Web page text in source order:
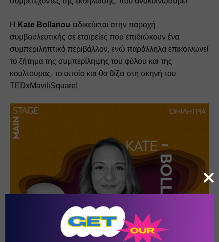
Η Kate Bollanou ειδικεύεται στην παροχή
συμβουλευτικής σε εταιρείες που επιδιώκουν ένα
συμπεριληπτικό περιβάλλον, ενώ παράλληλα επικοινωνεί
το ζήτημα της συμπερίληψης του φύλου και της
κουλτούρας, το οποίο και θα θίξει στη σκηνή του
TEDxMaviliSquare!